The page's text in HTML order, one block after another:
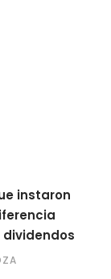
instaron
dividendos